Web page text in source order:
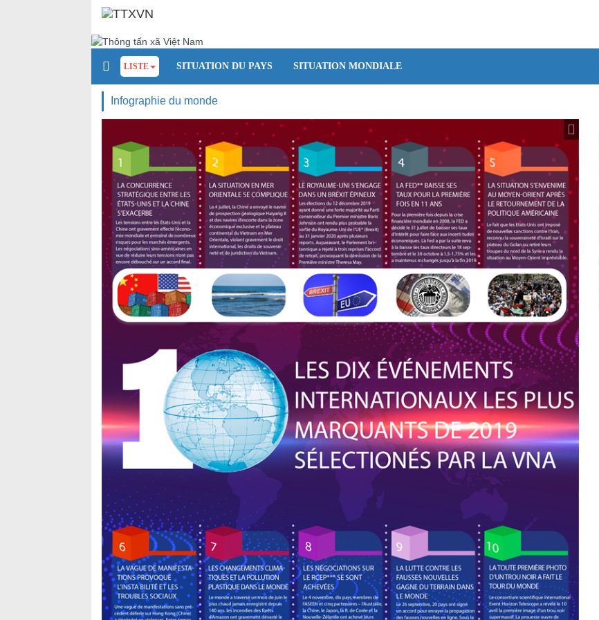
LISTE SITUATION DU PAYS SITUATION MONDIALE
Infographie du monde